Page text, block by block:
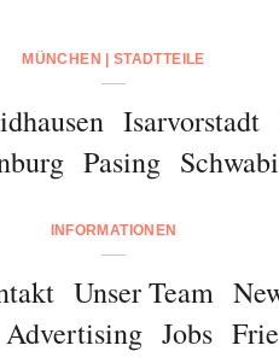
MÜNCHEN | STADTTEILE
Isarvorstadt
Pasing
INFORMATIONEN
Unser Team
Advertising Jobs